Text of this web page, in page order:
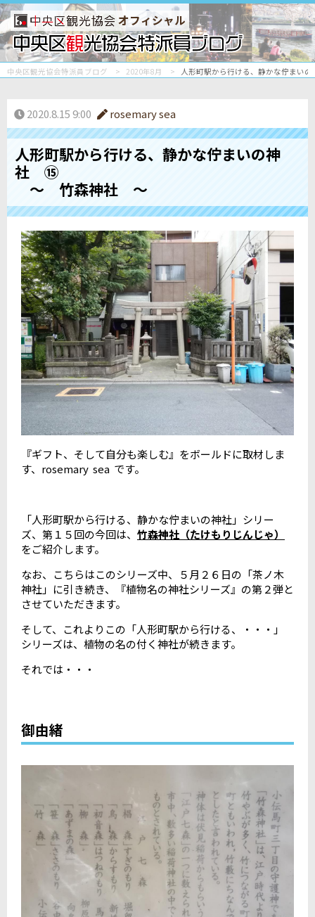
オフィシャル
中央区観光協会特派員ブログ 2020年8月 人形町駅から行ける、静かな佇
2020.8.15 9:00 rosemary sea
人形町駅から行ける、静かな佇まいの神
社 ⑮
～ 竹森神社 ～
『ギフト、そして自分も楽しむ』をボールドに取材しま
す、rosemary sea です。
「人形町駅から行ける、静かな佇まいの神社」シリー
ズ、第１５回の今回は、 竹森神社（たけもりじんじゃ）
をご紹介します。
なお、こちらはこのシリーズ中、５月２６日の「茶ノ木
神社」に引き続き、『植物名の神社シリーズ』の第２弾と
させていただきます。
そして、これよりこの「人形町駅から行ける、・・・」
シリーズは、植物の名の付く神社が続きます。
それでは・・・
御由緒